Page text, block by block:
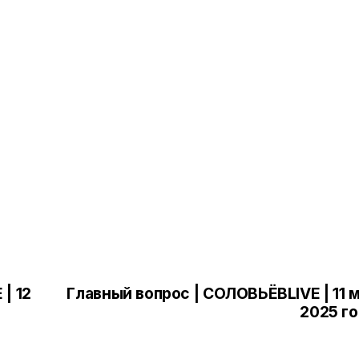
Главный вопрос | СОЛОВЬЁВLIVE | 11
2025
12